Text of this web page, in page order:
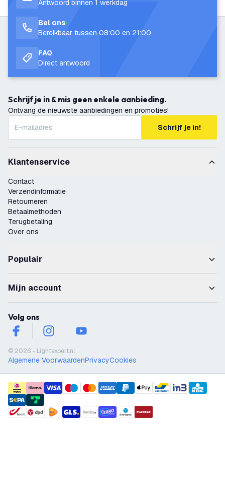
Antwoord binnen 1 werkdag
Bel ons
Bereikbaar tussen 08:00 en 21:00
FAQ
Direct antwoord
Schrijf je in & mis geen enkele aanbieding.
Ontvang de nieuwste aanbiedingen en promoties!
Schrijf je in!
Klantenservice
Contact
Verzendinformatie
Retourneren
Betaalmethoden
Terugbetaling
Over ons
Populair
Mijn account
Volg ons
facebookinstagramyoutube
© 2026 - Lightexpert.nl
Algemene VoorwaardenPrivacyCookies
payment methods
shipment methods